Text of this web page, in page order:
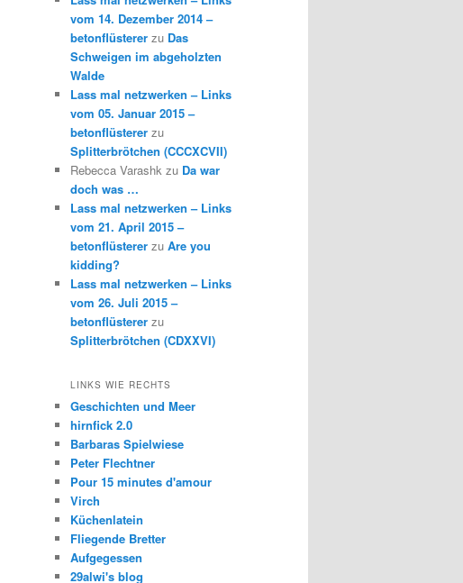
vom 14. Dezember 2014 –
betonflüsterer zu Das
Schweigen im abgeholzten
Walde
Lass mal netzwerken – Links
vom 05. Januar 2015 –
betonflüsterer zu
Splitterbrötchen (CCCXCVII)
Rebecca Varashk zu Da war
doch was …
Lass mal netzwerken – Links
vom 21. April 2015 –
betonflüsterer zu Are you
kidding?
Lass mal netzwerken – Links
vom 26. Juli 2015 –
betonflüsterer zu
Splitterbrötchen (CDXXVI)
LINKS WIE RECHTS
Geschichten und Meer
hirnfick 2.0
Barbaras Spielwiese
Peter Flechtner
Pour 15 minutes d'amour
Virch
Küchenlatein
Fliegende Bretter
Aufgegessen
29alwi's blog